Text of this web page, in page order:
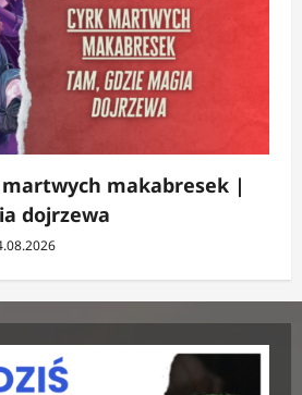
martwych makabresek |
dojrzewa